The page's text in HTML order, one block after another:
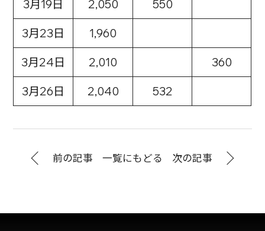
3月19日 2,050 550
3月23日 1,960
3月24日 2,010 360
3月26日 2,040 532
前の記事 一覧にもどる 次の記事